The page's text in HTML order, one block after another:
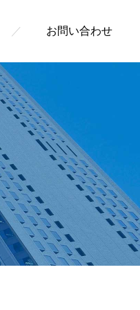
／ お問い合わせ